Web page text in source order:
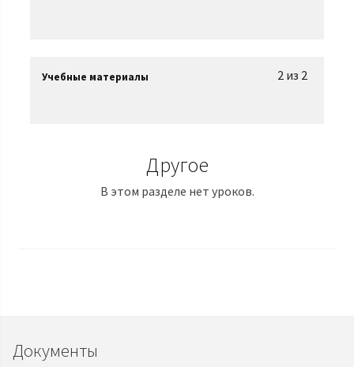
2 из 2
Учебные материалы
Другое
В этом разделе нет уроков.
Документы